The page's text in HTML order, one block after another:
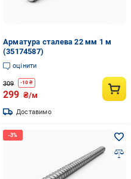
Арматура сталева 22 мм 1 м
(35174587)
оцінити
309 -10 ₴
299 ₴/м
Доставимо